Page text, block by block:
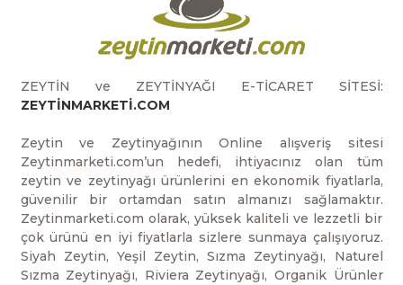
ZEYTİN ve ZEYTİNYAĞI E-TİCARET SİTESİ:
ZEYTİNMARKETİ.COM
Zeytin ve Zeytinyağının Online alışveriş sitesi
Zeytinmarketi.com’un hedefi, ihtiyacınız olan tüm
zeytin ve zeytinyağı ürünlerini en ekonomik fiyatlarla,
güvenilir bir ortamdan satın almanızı sağlamaktır.
Zeytinmarketi.com olarak, yüksek kaliteli ve lezzetli bir
çok ürünü en iyi fiyatlarla sizlere sunmaya çalışıyoruz.
Siyah Zeytin, Yeşil Zeytin, Sızma Zeytinyağı, Naturel
Sızma Zeytinyağı, Riviera Zeytinyağı, Organik Ürünler